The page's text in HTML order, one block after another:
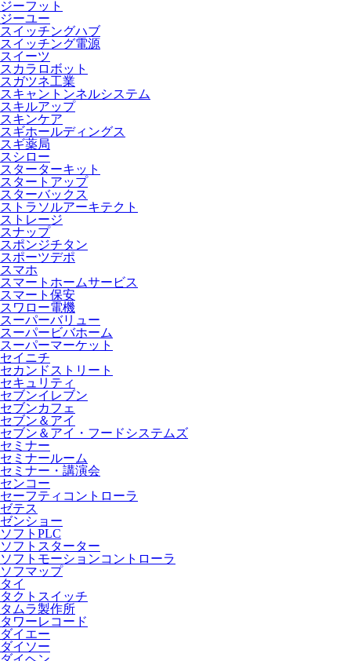
ジーフット
ジーユー
スイッチングハブ
スイッチング電源
スイーツ
スカラロボット
スガツネ工業
スキャントンネルシステム
スキルアップ
スキンケア
スギホールディングス
スギ薬局
スシロー
スターターキット
スタートアップ
スターバックス
ストラソルアーキテクト
ストレージ
スナップ
スポンジチタン
スポーツデポ
スマホ
スマートホームサービス
スマート保安
スワロー電機
スーパーバリュー
スーパービバホーム
スーパーマーケット
セイニチ
セカンドストリート
セキュリティ
セブンイレブン
セブンカフェ
セブン＆アイ
セブン＆アイ・フードシステムズ
セミナー
セミナールーム
セミナー・講演会
センコー
セーフティコントローラ
ゼテス
ゼンショー
ソフトPLC
ソフトスターター
ソフトモーションコントローラ
ソフマップ
タイ
タクトスイッチ
タムラ製作所
タワーレコード
ダイエー
ダイソー